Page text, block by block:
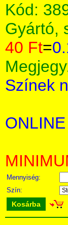
Kód:
Gyártó,
40 Ft=
Színek
Mennyiség:
Szín:
Kosárba